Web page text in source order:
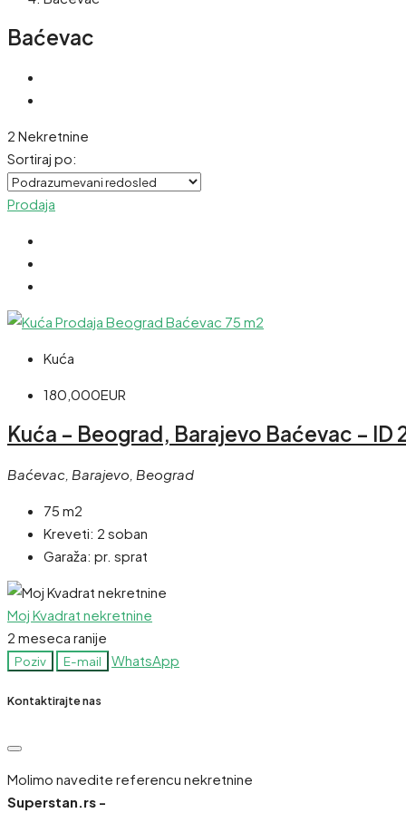
Baćevac
2 Nekretnine
Sortiraj po:
Prodaja
Kuća
180,000EUR
Kuća – Beograd, Barajevo Baćevac – ID
Baćevac, Barajevo, Beograd
75 m2
Kreveti: 2 soban
Garaža: pr. sprat
Moj Kvadrat nekretnine
2 meseca ranije
Poziv E-mail WhatsApp
Kontaktirajte nas
Molimo navedite referencu nekretnine
Superstan.rs -